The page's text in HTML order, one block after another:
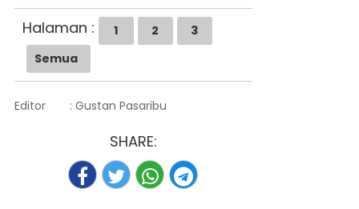
Halaman :
1 2
3
Semua
Editor : Gustan Pasaribu
SHARE: